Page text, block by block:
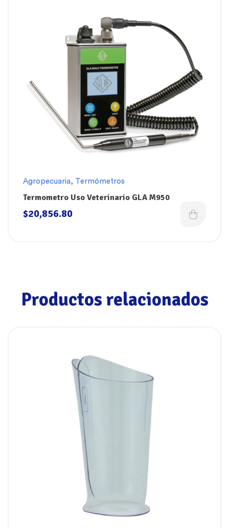
Agropecuaria, Termómetros
Termometro Uso Veterinario GLA M950
$20,856.80
Productos relacionados